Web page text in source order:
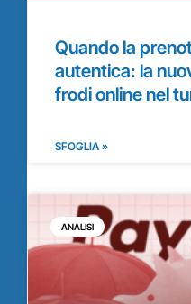
Quando la
autentica: la
frodi online nel
SFOGLIA »
ANALISI